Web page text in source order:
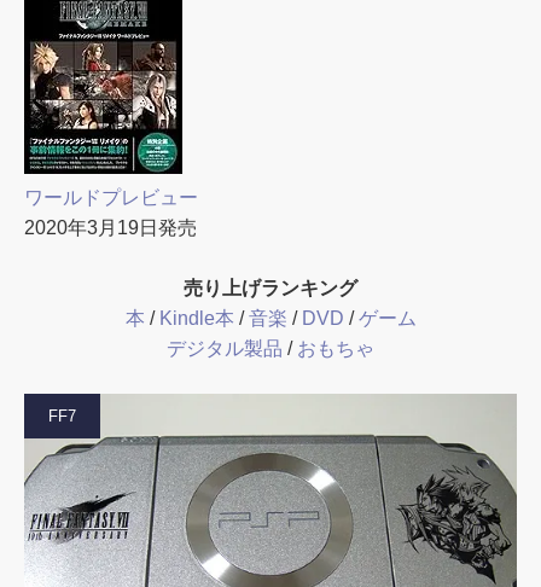
ワールドプレビュー
2020年3月19日発売
売り上げランキング
本 / Kindle本 /音楽 / DVD /ゲーム
デジタル製品 / おもちゃ
FF7